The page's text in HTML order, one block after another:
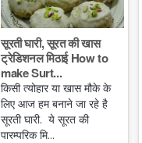
सूरती घारी, सूरत की खास
ट्रेडिशनल मिठाई How to
make Surt...
किसी त्योहार या खास मौके के
लिए आज हम बनाने जा रहे है
सूरती घारी. ये सूरत की
पारम्परिक मि...